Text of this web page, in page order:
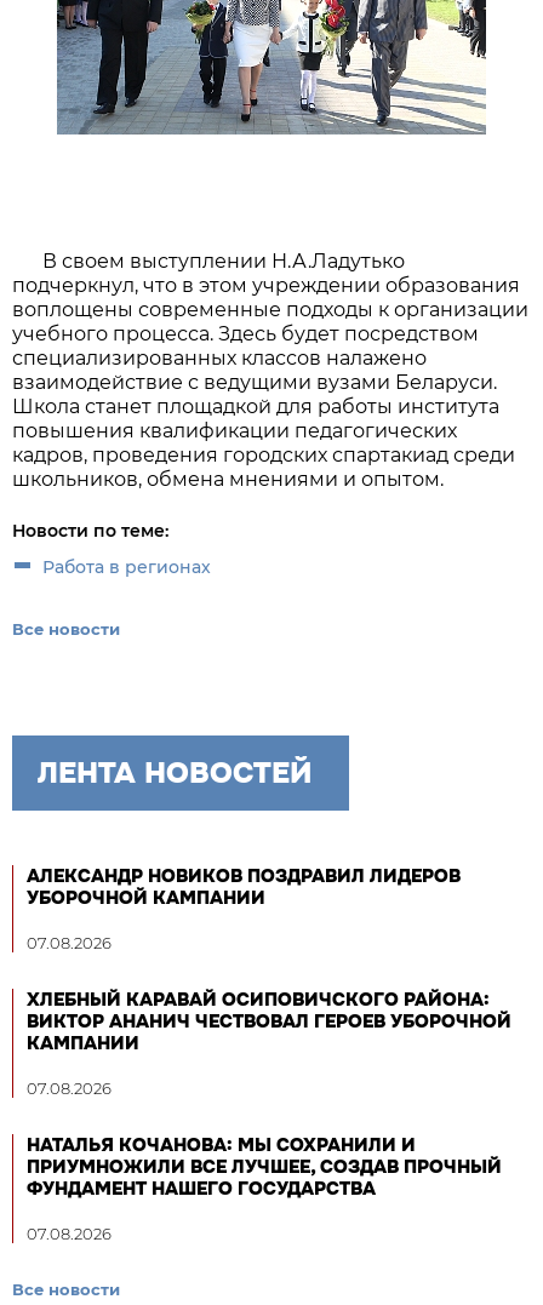
В своем выступлении Н.А.Ладутько
подчеркнул, что в этом учреждении образования
воплощены современные подходы к организации
учебного процесса. Здесь будет посредством
специализированных классов налажено
взаимодействие с ведущими вузами Беларуси.
Школа станет площадкой для работы института
повышения квалификации педагогических
кадров, проведения городских спартакиад среди
школьников, обмена мнениями и опытом.
Новости по теме:
Работа в регионах
Все новости
ЛЕНТА НОВОСТЕЙ
АЛЕКСАНДР НОВИКОВ ПОЗДРАВИЛ ЛИДЕРОВ
УБОРОЧНОЙ КАМПАНИИ
07.08.2026
ХЛЕБНЫЙ КАРАВАЙ ОСИПОВИЧСКОГО РАЙОНА:
ВИКТОР АНАНИЧ ЧЕСТВОВАЛ ГЕРОЕВ УБОРОЧНОЙ
КАМПАНИИ
07.08.2026
НАТАЛЬЯ КОЧАНОВА: МЫ СОХРАНИЛИ И
ПРИУМНОЖИЛИ ВСЕ ЛУЧШЕЕ, СОЗДАВ ПРОЧНЫЙ
ФУНДАМЕНТ НАШЕГО ГОСУДАРСТВА
07.08.2026
Все новости